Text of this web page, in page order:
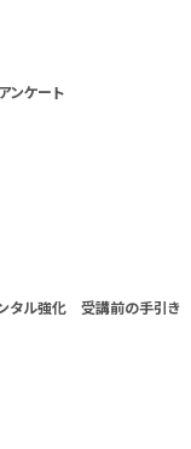
ンケート
タル強化 受講前の手引き